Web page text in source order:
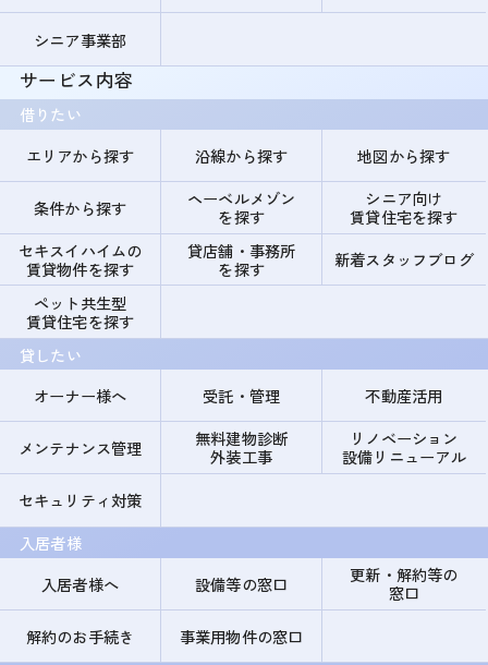
シニア事業部
サービス内容
借りたい
エリアから探す
沿線から探す 地図から探す
条件から探す
ヘーベルメゾン
を探す
シニア向け
賃貸住宅を探す
セキスイハイムの
賃貸物件を探す
貸店舗・事務所
を探す
新着スタッフブログ
ペット共生型
賃貸住宅を探す
貸したい
オーナー様へ
受託・管理 不動産活用
メンテナンス管理
無料建物診断
外装工事
リノベーション
設備リニューアル
セキュリティ対策
入居者様
入居者様へ
設備等の窓口
更新・解約等の
窓口
解約のお手続き
事業用物件の窓口